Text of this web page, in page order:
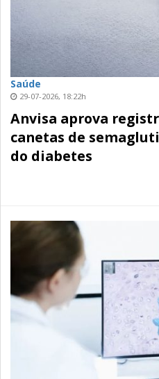
Saúde
29-07-2026, 18:22h
Anvisa aprova
canetas de
do diabetes